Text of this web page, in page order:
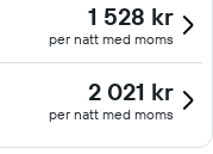
1 528 kr
per natt med moms
2 021 kr
per natt med moms